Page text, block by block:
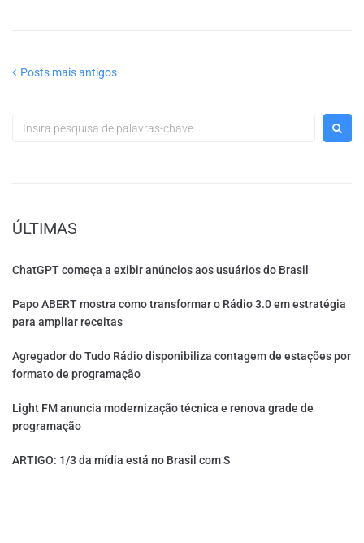
Posts mais antigos
ÚLTIMAS
ChatGPT começa a exibir anúncios aos usuários do Brasil
Papo ABERT mostra como transformar o Rádio 3.0 em estratégia
para ampliar receitas
Agregador do Tudo Rádio disponibiliza contagem de estações por
formato de programação
Light FM anuncia modernização técnica e renova grade de
programação
ARTIGO: 1/3 da mídia está no Brasil com S